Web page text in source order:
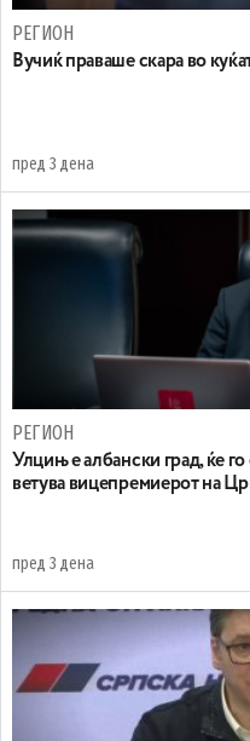
РЕГИОН
Вучиќ праваше скара во
пред 3 дена
РЕГИОН
Улцињ е албански град, ќе
ветува вицепремиерот на
пред 3 дена